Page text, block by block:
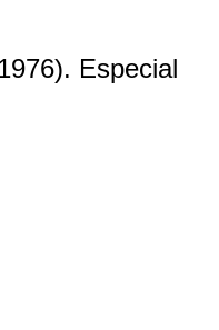
Especial